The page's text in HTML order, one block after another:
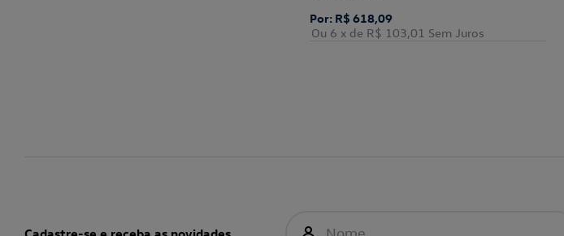
Por: R$ 618,09
Ou 6 x de R$ 103,01 Sem Juros